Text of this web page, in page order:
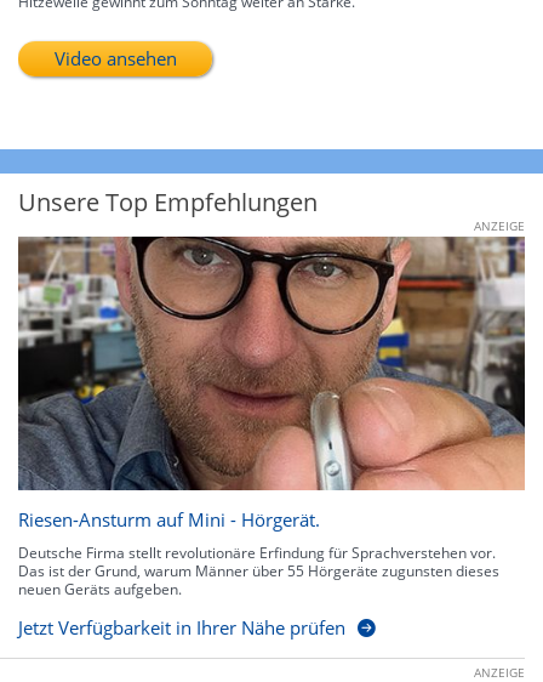
Video ansehen
Unsere Top Empfehlungen
ANZEIGE
Riesen-Ansturm auf Mini - Hörgerät.
Deutsche Firma stellt revolutionäre Erfindung für Sprachverstehen vor.
Das ist der Grund, warum Männer über 55 Hörgeräte zugunsten dieses
neuen Geräts aufgeben.
Jetzt Verfügbarkeit in Ihrer Nähe prüfen
ANZEIGE